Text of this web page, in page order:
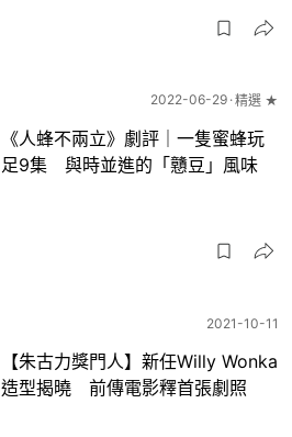
2022-06-29 精選 ★
《人蜂不兩立》劇評｜一隻蜜蜂玩
足9集 與時並進的「戇豆」風味
2021-10-11
【朱古力獎門人】新任Willy Wonka
造型揭曉 前傳電影釋首張劇照